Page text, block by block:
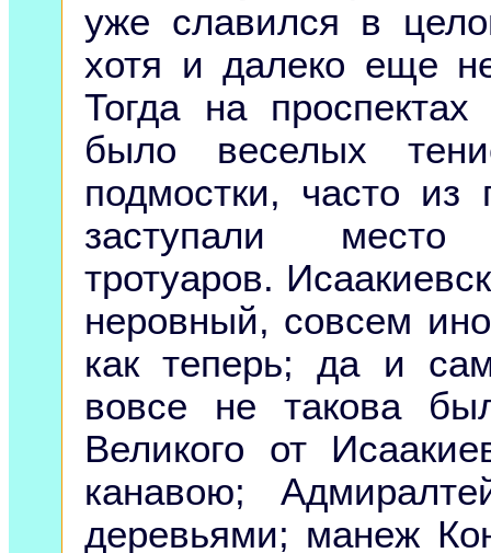
уже славился в
хотя и далеко еще
Тогда на
было веселых
подмостки, часто из
заступали
тротуаров.
неровный, совсем
как теперь; да и
вовсе не такова
Великого от
канавою;
деревьями; манеж